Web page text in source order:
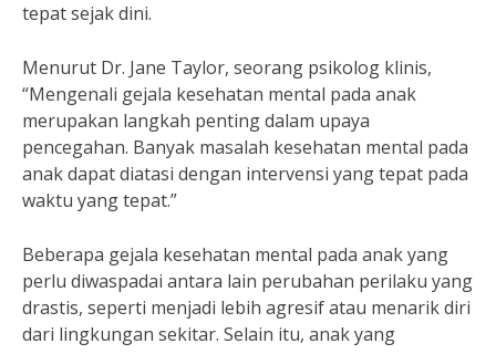
tepat sejak dini.
Menurut Dr. Jane Taylor, seorang psikolog klinis,
“Mengenali gejala kesehatan mental pada anak
merupakan langkah penting dalam upaya
pencegahan. Banyak masalah kesehatan mental pada
anak dapat diatasi dengan intervensi yang tepat pada
waktu yang tepat.”
Beberapa gejala kesehatan mental pada anak yang
perlu diwaspadai antara lain perubahan perilaku yang
drastis, seperti menjadi lebih agresif atau menarik diri
dari lingkungan sekitar. Selain itu, anak yang